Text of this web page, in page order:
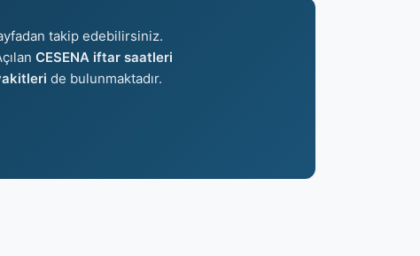
takip edebilirsiniz.
CESENA iftar saatleri
de bulunmaktadır.